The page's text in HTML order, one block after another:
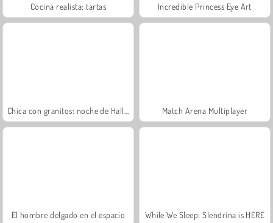
Cocina realista: tartas Incredible Princess Eye Art
Match Arena Multiplayer
El hombre delgado en el espacio While We Sleep: Slendrina is HERE